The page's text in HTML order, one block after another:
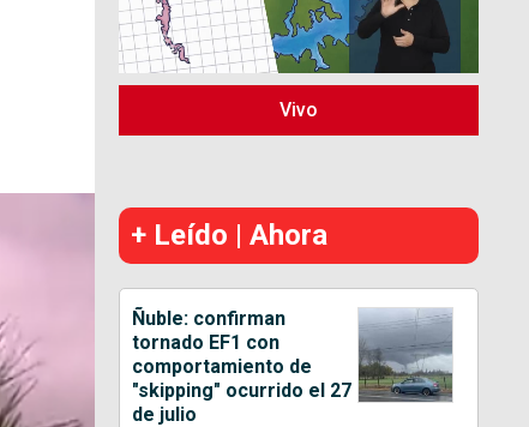
Vivo
+ Leído | Ahora
Ñuble: confirman
tornado EF1 con
comportamiento de
"skipping" ocurrido el 27
de julio